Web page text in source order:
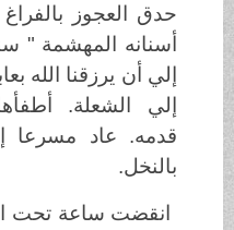
حدق العجوز بالفراغ
أسنانه المهشمة "
إلي أن يرزقنا الله
إلي الشعلة.
قدمه. عاد مسرعا
بالنخل.
انقضت ساعة تحت